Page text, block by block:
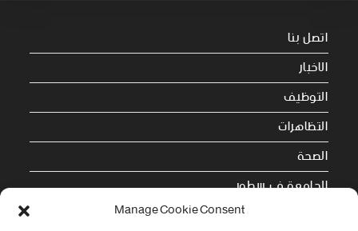
Manage Cookie Consent
اتصل بنا
الاخبار
التوظيف
التظاهرات
الصحة
الجامعة في سطور
Cookie Policy (EU)